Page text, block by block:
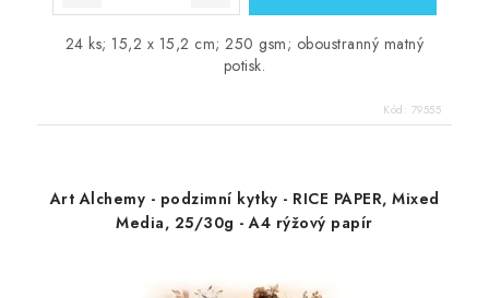
24 ks; 15,2 x 15,2 cm; 250 gsm; oboustranný matný
potisk.
Kód: 79555
Art Alchemy - podzimní kytky - RICE PAPER, Mixed
Media, 25/30g - A4 rýžový papír